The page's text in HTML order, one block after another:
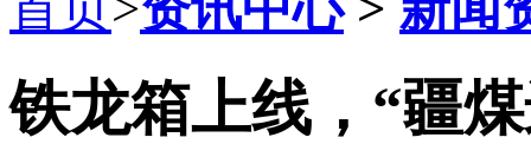
铁龙箱上线，“疆